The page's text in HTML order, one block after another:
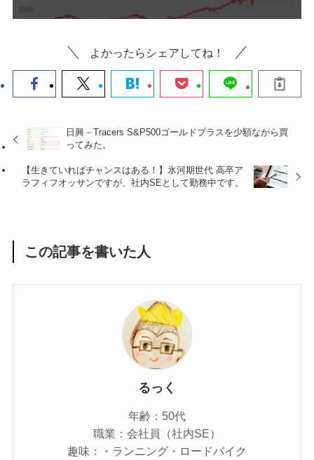
よかったらシェアしてね！
日興－Tracers S&P500ゴールドプラスを少額ながら買
ってみた。
【生きていればチャンスはある！】氷河期世代 高卒ア
ラフィフオッサンですが、社内SEとして勤務中です。
この記事を書いた人
るっく
年齢：50代
職業：会社員（社内SE）
趣味：・ランニング・ロードバイク